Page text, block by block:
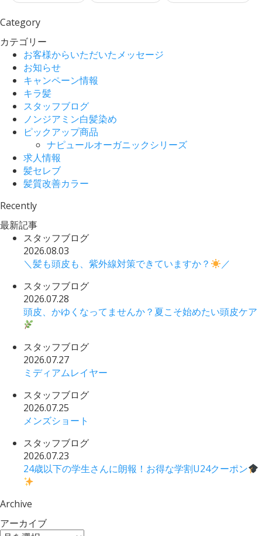
Category
カテゴリー
お客様からいただいたメッセージ
お知らせ
キャンペーン情報
キラ髪
スタッフブログ
ノンジアミン白髪染め
ピックアップ商品
ナピュールオーガニックシリーズ
求人情報
髪セレブ
髪質改善カラー
Recently
最新記事
スタッフブログ
2026.08.03
＼髪も頭皮も、紫外線対策できていますか？
／
スタッフブログ
2026.07.28
頭皮、かゆくなってませんか？夏こそ始めたい頭皮ケア
スタッフブログ
2026.07.27
ミディアムレイヤー
スタッフブログ
2026.07.25
メンズショート
スタッフブログ
2026.07.23
24歳以下の学生さんに朗報！お得な学割U24クーポン
Archive
アーカイブ